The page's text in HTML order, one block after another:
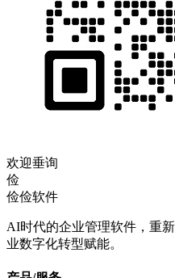
欢迎垂询
俭
俭俭软件
AI时代的企业管理软件，重
业数字化转型赋能。